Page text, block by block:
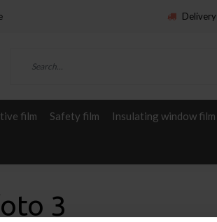
film Safety film Insulating window film
3